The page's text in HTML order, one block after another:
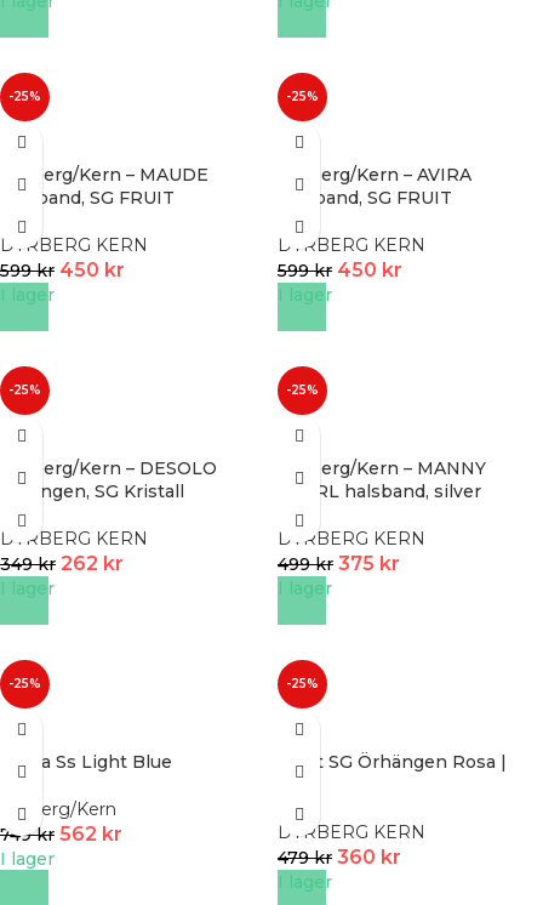
-25%
Dyrberg/Kern – MAUDE
halsband, SG FRUIT
DYRBERG KERN
599kr 450 kr
I lager
-25%
Dyrberg/Kern – AVIRA
halsband, SG FRUIT
DYRBERG KERN
599kr 450 kr
I lager
-25%
Dyrberg/Kern – DESOLO
örhängen, SG Kristall
DYRBERG KERN
349kr 262 kr
I lager
-25%
Dyrberg/Kern – MANNY
PEARL halsband, silver
DYRBERG KERN
499kr 375 kr
I lager
-25%
Cobra Ss Light Blue
Dyrberg/Kern
749kr 562 kr
I lager
-25%
Blost SG Örhängen Rosa |
Guld
DYRBERG KERN
479kr 360 kr
I lager